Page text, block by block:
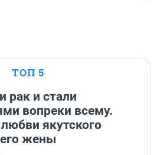
ТОП 5
рак и стали
вопреки всему.
якутского
жены